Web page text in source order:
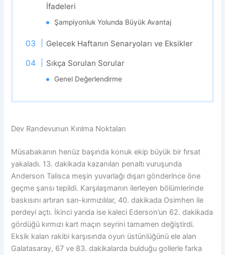
İfadeleri
Şampiyonluk Yolunda Büyük Avantaj
Gelecek Haftanın Senaryoları ve Eksikler
Sıkça Sorulan Sorular
Genel Değerlendirme
Dev Randevunun Kırılma Noktaları
Müsabakanın henüz başında konuk ekip büyük bir fırsat
yakaladı. 13. dakikada kazanılan penaltı vuruşunda
Anderson Talisca meşin yuvarlağı dışarı gönderince öne
geçme şansı tepildi. Karşılaşmanın ilerleyen bölümlerinde
baskısını artıran sarı-kırmızılılar, 40. dakikada Osimhen ile
perdeyi açtı. İkinci yarıda ise kaleci Ederson’un 62. dakikada
gördüğü kırmızı kart maçın seyrini tamamen değiştirdi.
Eksik kalan rakibi karşısında oyun üstünlüğünü ele alan
Galatasaray, 67 ve 83. dakikalarda bulduğu gollerle farka